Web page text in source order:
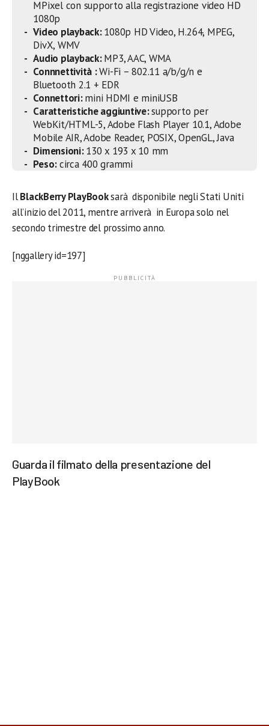
MPixel con supporto alla registrazione video HD
1080p
Video playback:1080p HD Video, H.264, MPEG,
DivX, WMV
Audio playback:MP3, AAC, WMA
Connnettività :Wi-Fi – 802.11 a/b/g/n e
Bluetooth 2.1 + EDR
Connettori:mini HDMI e miniUSB
Caratteristiche aggiuntive:supporto per
WebKit/HTML-5, Adobe Flash Player 10.1, Adobe
Mobile AIR, Adobe Reader, POSIX, OpenGL, Java
Dimensioni:130 x 193 x 10 mm
Peso:circa 400 grammi
IlBlackBerry PlayBooksarà disponibile negli Stati Uniti
all’inizio del 2011, mentre arriverà in Europa solo nel
secondo trimestre del prossimo anno.
[nggallery id=197]
Guarda il filmato della presentazione del
PlayBook